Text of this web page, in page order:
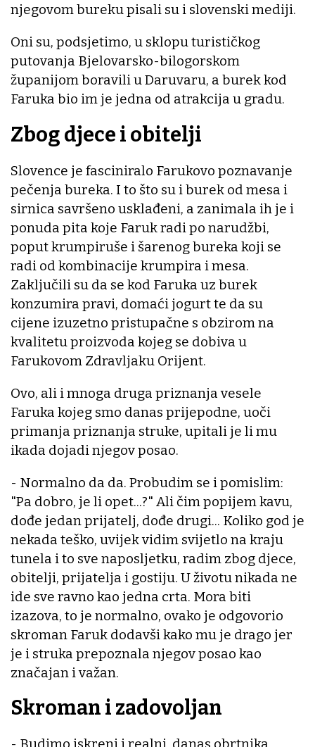
njegovom bureku pisali su i slovenski mediji.
Oni su, podsjetimo, u sklopu turističkog
putovanja Bjelovarsko-bilogorskom
županijom boravili u Daruvaru, a burek kod
Faruka bio im je jedna od atrakcija u gradu.
Zbog djece i obitelji
Slovence je fasciniralo Farukovo poznavanje
pečenja bureka. I to što su i burek od mesa i
sirnica savršeno usklađeni, a zanimala ih je i
ponuda pita koje Faruk radi po narudžbi,
poput krumpiruše i šarenog bureka koji se
radi od kombinacije krumpira i mesa.
Zaključili su da se kod Faruka uz burek
konzumira pravi, domaći jogurt te da su
cijene izuzetno pristupačne s obzirom na
kvalitetu proizvoda kojeg se dobiva u
Farukovom Zdravljaku Orijent.
Ovo, ali i mnoga druga priznanja vesele
Faruka kojeg smo danas prijepodne, uoči
primanja priznanja struke, upitali je li mu
ikada dojadi njegov posao.
- Normalno da da. Probudim se i pomislim:
"Pa dobro, je li opet...?" Ali čim popijem kavu,
dođe jedan prijatelj, dođe drugi... Koliko god je
nekada teško, uvijek vidim svijetlo na kraju
tunela i to sve naposljetku, radim zbog djece,
obitelji, prijatelja i gostiju. U životu nikada ne
ide sve ravno kao jedna crta. Mora biti
izazova, to je normalno, ovako je odgovorio
skroman Faruk dodavši kako mu je drago jer
je i struka prepoznala njegov posao kao
značajan i važan.
Skroman i zadovoljan
- Budimo iskreni i realni, danas obrtnika